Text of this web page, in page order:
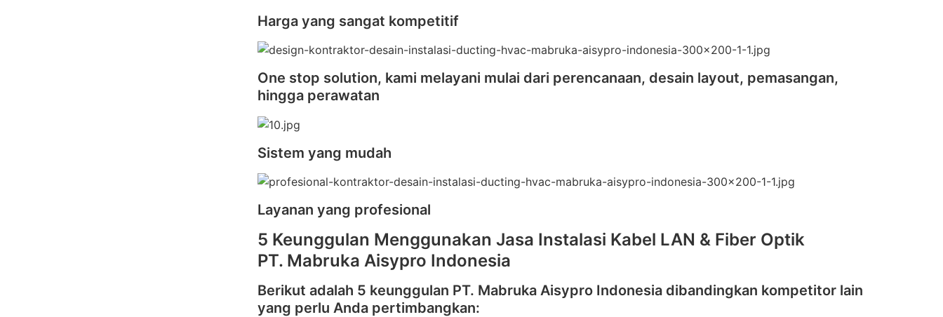
Harga yang sangat kompetitif
One stop solution, kami melayani mulai dari perencanaan, desain layout, pemasangan,
hingga perawatan
Sistem yang mudah
Layanan yang profesional
5 Keunggulan Menggunakan Jasa Instalasi Kabel LAN & Fiber Optik
PT. Mabruka Aisypro Indonesia
Berikut adalah 5 keunggulan PT. Mabruka Aisypro Indonesia dibandingkan kompetitor lain
yang perlu Anda pertimbangkan: